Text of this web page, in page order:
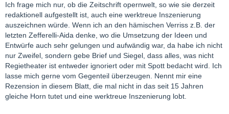
Ich frage mich nur, ob die Zeitschrift opernwelt, so wie sie derzeit
redaktionell aufgestellt ist, auch eine werktreue Inszenierung
auszeichnen würde. Wenn ich an den hämischen Verriss z.B. der
letzten Zefferelli-Aida denke, wo die Umsetzung der Ideen und
Entwürfe auch sehr gelungen und aufwändig war, da habe ich nicht
nur Zweifel, sondern gebe Brief und Siegel, dass alles, was nicht
Regietheater ist entweder ignoriert oder mit Spott bedacht wird. Ich
lasse mich gerne vom Gegenteil überzeugen. Nennt mir eine
Rezension in diesem Blatt, die mal nicht in das seit 15 Jahren
gleiche Horn tutet und eine werktreue Inszenierung lobt.